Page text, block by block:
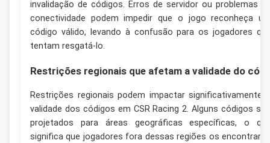
invalidação de códigos. Erros de servidor ou problemas
conectividade podem impedir que o jogo reconheça
código válido, levando à confusão para os jogadores
tentam resgatá-lo.
Restrições regionais que afetam a validade do
Restrições regionais podem impactar significativamente
validade dos códigos em CSR Racing 2. Alguns códigos
projetados para áreas geográficas específicas, o
significa que jogadores fora dessas regiões os